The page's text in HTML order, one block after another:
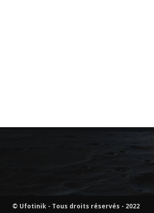
© Ufotinik - Tous droits réservés - 2022